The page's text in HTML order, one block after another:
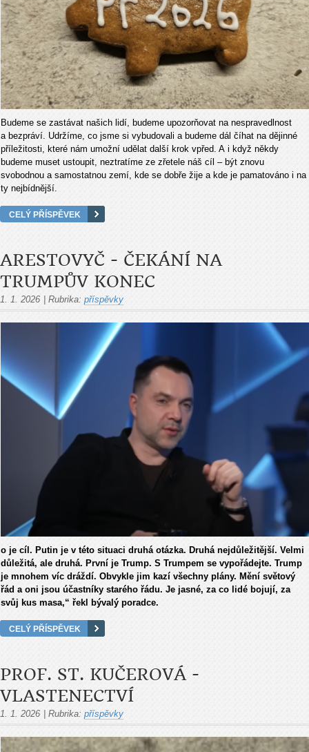
Budeme se zastávat našich lidí, budeme upozorňovat na nespravedlnost
a bezpráví. Udržíme, co jsme si vybudovali a budeme dál číhat na dějinné
příležitosti, které nám umožní udělat další krok vpřed. A i když někdy
budeme muset ustoupit, neztratíme ze zřetele náš cíl – být znovu
svobodnou a samostatnou zemí, kde se dobře žije a kde je pamatováno i na
ty nejbídnější.
CELÝ PŘÍSPĚVEK
ARESTOVYČ - ČEKÁNÍ NA
TRUMPŮV KONEC
1. 1. 2026 | Rubrika: příspěvky
o je cíl. Putin je v této situaci druhá otázka. Druhá nejdůležitější. Velmi
důležitá, ale druhá. První je Trump. S Trumpem se vypořádejte. Trump
je mnohem víc dráždí. Obvykle jim kazí všechny plány. Mění světový
řád a oni jsou účastníky starého řádu. Je jasné, za co lidé bojují, za
svůj kus masa,“ řekl bývalý poradce.
CELÝ PŘÍSPĚVEK
PROF. ST. KUČEROVÁ -
VLASTENECTVÍ
1. 1. 2026 Rubrika: příspěvky